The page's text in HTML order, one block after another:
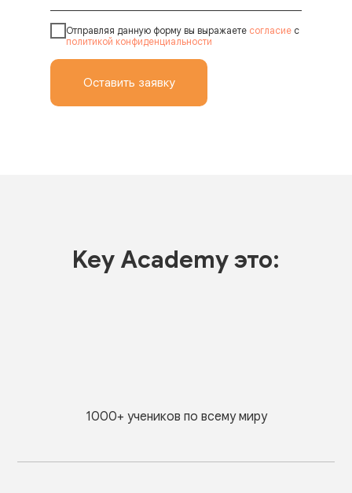
Отправляя данную форму вы выражаете согласие с
политикой конфиденциальности
Оставить заявку
Key Academy это:
1000+ учеников по всему миру